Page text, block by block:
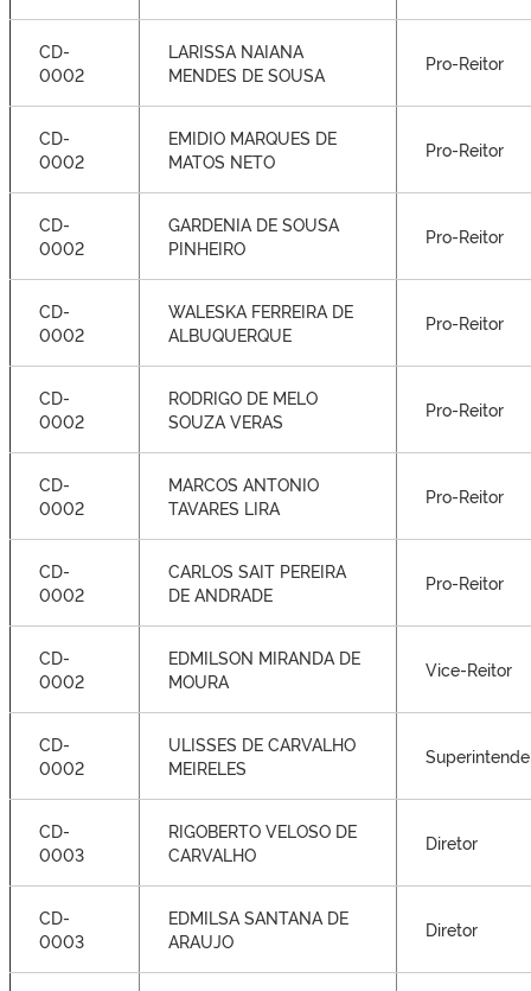
CD-
0002
LARISSA NAIANA
MENDES DE SOUSA
Pro-Reitor
CD-
0002
EMIDIO MARQUES DE
MATOS NETO
Pro-Reitor
CD-
0002
GARDENIA DE SOUSA
PINHEIRO
Pro-Reitor
CD-
0002
WALESKA FERREIRA DE
ALBUQUERQUE
Pro-Reitor
CD-
0002
RODRIGO DE MELO
SOUZA VERAS
Pro-Reitor
CD-
0002
MARCOS ANTONIO
TAVARES LIRA
Pro-Reitor
CD-
0002
CARLOS SAIT PEREIRA
DE ANDRADE
Pro-Reitor
CD-
0002
EDMILSON MIRANDA DE
MOURA
Vice-Reitor
CD-
0002
ULISSES DE CARVALHO
MEIRELES
CD-
0003
RIGOBERTO VELOSO DE
CARVALHO
Diretor
CD-
0003
EDMILSA SANTANA DE
ARAUJO
Diretor